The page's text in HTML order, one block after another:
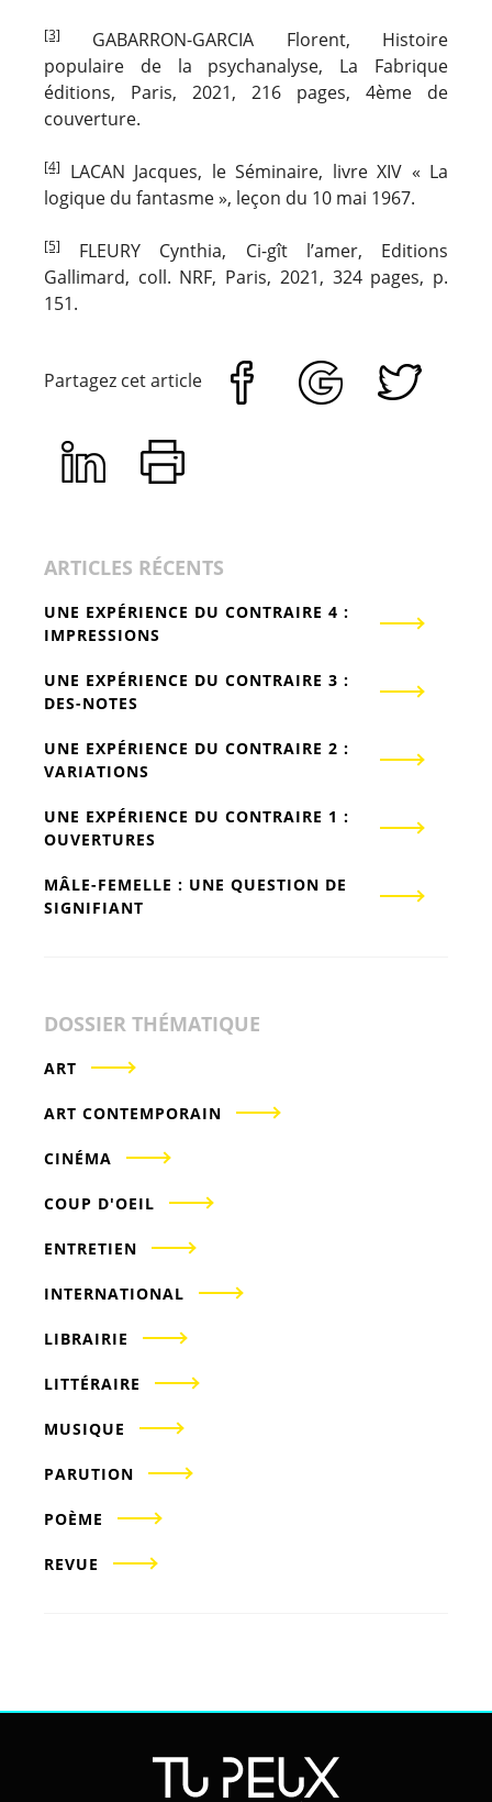
[3]
GABARRON-GARCIA Florent, Histoire
populaire de la psychanalyse, La Fabrique
éditions, Paris, 2021, 216 pages, 4ème de
couverture.
[4]
LACAN Jacques, le Séminaire, livre XIV « La
logique du fantasme », leçon du 10 mai 1967.
[5]
FLEURY Cynthia, Ci-gît l’amer, Editions
Gallimard, coll. NRF, Paris, 2021, 324 pages, p.
151.
Partagez cet article
ARTICLES RÉCENTS
UNE EXPÉRIENCE DU CONTRAIRE 4 :
IMPRESSIONS
UNE EXPÉRIENCE DU CONTRAIRE 3 :
DES-NOTES
UNE EXPÉRIENCE DU CONTRAIRE 2 :
VARIATIONS
UNE EXPÉRIENCE DU CONTRAIRE 1 :
OUVERTURES
MÂLE-FEMELLE : UNE QUESTION DE
SIGNIFIANT
DOSSIER THÉMATIQUE
ART
ART CONTEMPORAIN
CINÉMA
COUP D'OEIL
ENTRETIEN
INTERNATIONAL
LIBRAIRIE
LITTÉRAIRE
MUSIQUE
PARUTION
POÈME
REVUE